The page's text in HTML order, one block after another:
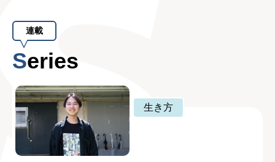
連載
Series
生き方